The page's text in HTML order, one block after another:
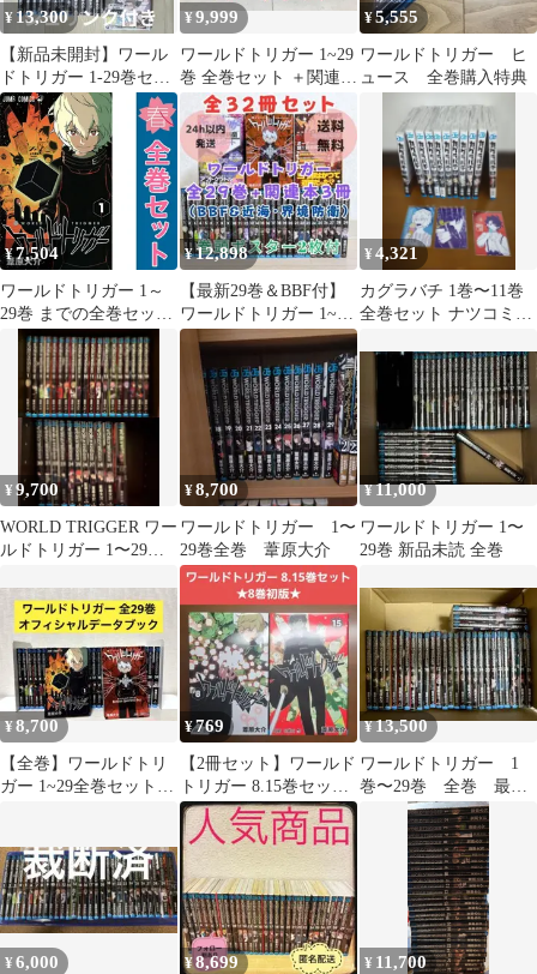
¥ 13,300
【新品未開封】ワール
ドトリガー 1-29巻セッ
ト 特典付き シュリンク
付き
¥9,999
ワールドトリガー 1~29
巻 全巻セット ＋関連本
ワールドトリガー 全巻
¥5,555
ワールドトリガー ヒ
ュース 全巻購入特典
¥7,504
ワールドトリガー 1～
29巻 までの全巻セット
ジャンプコミックス 葦
原大介 集英社（少年コ
ミック）
¥12,898
【最新29巻＆BBF付】
ワールドトリガー 1~29
全巻 近界 界境防衛【送
料込】
¥4,321
カグラバチ 1巻〜11巻
全巻セット ナツコミカ
¥9,700
WORLD TRIGGER ワー
ルドトリガー 1〜29巻
¥8,700
ワールドトリガー 1〜
29巻全巻 葦原大介
¥11,000
ワールドトリガー 1〜
29巻 新品未読 全巻
¥8,700
【全巻】ワールドトリ
ガー 1~29全巻セット
¥769
【2冊セット】ワールド
トリガー 8.15巻セット
葦原大介【8巻初版】
¥13,500
ワールドトリガー 1
巻〜29巻 全巻 最新
刊 シュリンク付き
未開封
¥6,000 ¥8,699 ¥ 11,700